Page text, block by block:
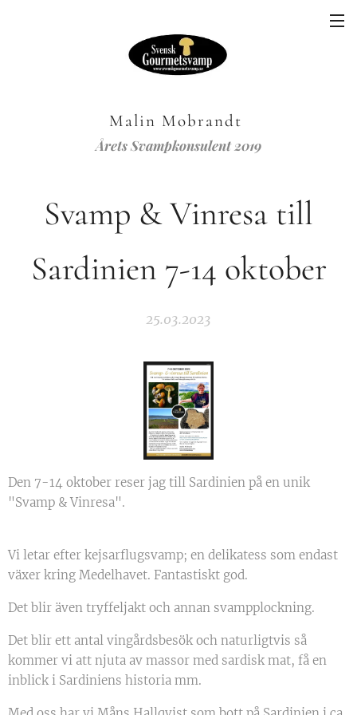
Malin Mobrandt
Årets Svampkonsulent 2019
Svamp & Vinresa till
Sardinien 7-14 oktober
25.03.2023
Den 7-14 oktober reser jag till Sardinien på en unik
"Svamp & Vinresa".
Vi letar efter kejsarflugsvamp; en delikatess som endast
växer kring Medelhavet. Fantastiskt god.
Det blir även tryffeljakt och annan svampplockning.
Det blir ett antal vingårdsbesök och naturligtvis så
kommer vi att njuta av massor med sardisk mat, få en
inblick i Sardiniens historia mm.